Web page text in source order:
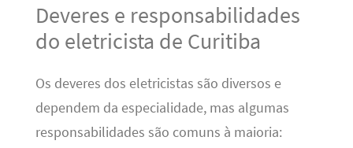
Deveres e responsabilidades
do eletricista de Curitiba
Os deveres dos eletricistas são diversos e
dependem da especialidade, mas algumas
responsabilidades são comuns à maioria: